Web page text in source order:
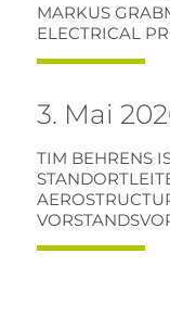
MARKUS
ELECTRICAL
3. Mai
TIM BEHRENS